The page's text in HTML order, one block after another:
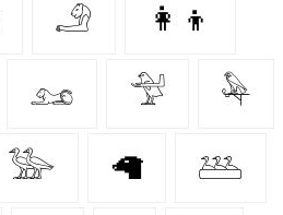
𓄂 👩‍👦
𓃭 𓅴 𓅆
𓅺 🦙 𓅹